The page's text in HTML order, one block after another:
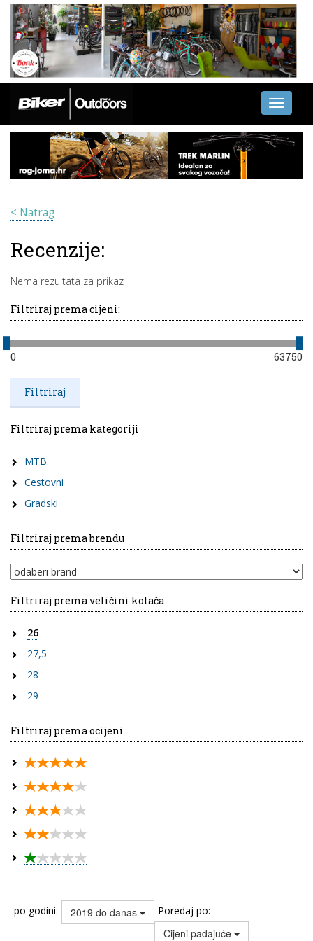
Toggle
< Natrag
Recenzije:
Nema rezultata za prikaz
Filtriraj prema cijeni:
0 63750
Filtriraj prema kategoriji
MTB
Cestovni
Gradski
Filtriraj prema brendu
Filtriraj prema veličini kotača
26
27,5
28
29
Filtriraj prema ocijeni
po godini: 2019 do danas Poredaj po:
Cijeni padajuće